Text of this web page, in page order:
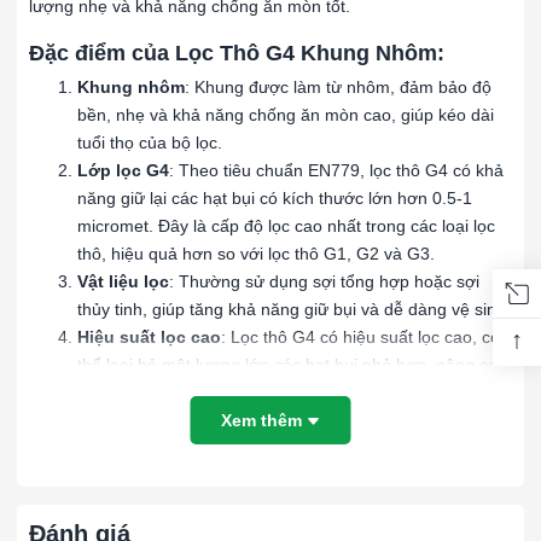
lượng nhẹ và khả năng chống ăn mòn tốt.
Đặc điểm của Lọc Thô G4 Khung Nhôm:
Khung nhôm: Khung được làm từ nhôm, đảm bảo độ
bền, nhẹ và khả năng chống ăn mòn cao, giúp kéo dài
tuổi thọ của bộ lọc.
Lớp lọc G4: Theo tiêu chuẩn EN779, lọc thô G4 có khả
năng giữ lại các hạt bụi có kích thước lớn hơn 0.5-1
micromet. Đây là cấp độ lọc cao nhất trong các loại lọc
thô, hiệu quả hơn so với lọc thô G1, G2 và G3.
Vật liệu lọc: Thường sử dụng sợi tổng hợp hoặc sợi
thủy tinh, giúp tăng khả năng giữ bụi và dễ dàng vệ sinh.
Hiệu suất lọc cao: Lọc thô G4 có hiệu suất lọc cao, có
thể loại bỏ một lượng lớn các hạt bụi nhỏ hơn, nâng cao
chất lượng không khí đầu vào.
Ứng dụng của Lọc Thô G4 Khung Nhôm:
suất hệ thống.
Xem thêm
Đánh giá
↑